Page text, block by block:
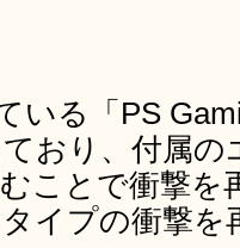
いる「PS
おり、付属
ことで衝撃を
イプの衝撃を